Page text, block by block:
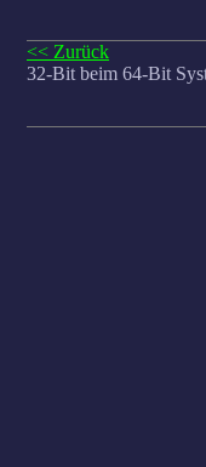
<< Zurück
32-Bit beim 64-Bit